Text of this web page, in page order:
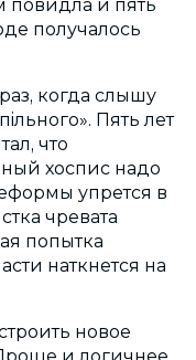
повидла и пять
получалось
когда слышу
Пять лет
что
хоспис надо
упрется в
чревата
попытка
наткнется на
новое